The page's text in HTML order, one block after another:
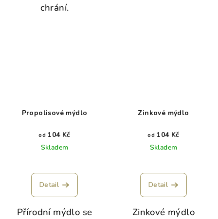
chrání.
Propolisové mýdlo
od 104 Kč
Skladem
Detail
Přírodní mýdlo se
Zinkové mýdlo
od 104 Kč
Skladem
Detail
Zinkové mýdlo